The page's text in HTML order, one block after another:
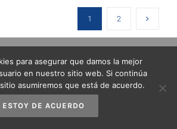
1 2
para asegurar que damos la mejor
en nuestro sitio web. Si continúa
asumiremos que está de acuerdo.
ESTOY DE ACUERDO